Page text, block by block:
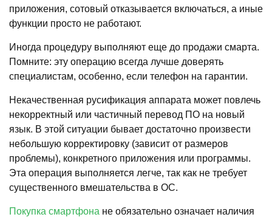
приложения, сотовый отказывается включаться, а иные
функции просто не работают.
Иногда процедуру выполняют еще до продажи смарта.
Помните: эту операцию всегда лучше доверять
специалистам, особенно, если телефон на гарантии.
Некачественная русификация аппарата может повлечь
некорректный или частичный перевод ПО на новый
язык. В этой ситуации бывает достаточно произвести
небольшую корректировку (зависит от размеров
проблемы), конкретного приложения или программы.
Эта операция выполняется легче, так как не требует
существенного вмешательства в ОС.
Покупка смартфона не обязательно означает наличия